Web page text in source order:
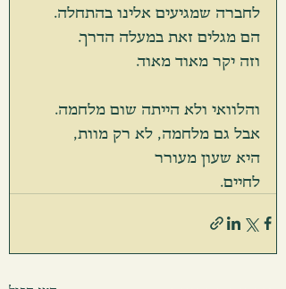
לחברה שמגיעים אלינו בהתחלה.
הם מגלים זאת במעלה הדרך.
וזה יקר מאוד מאוד.
והלוואי ולא הייתה שום מלחמה.
אבל גם מלחמה, לא רק מוות,
היא שעון מעורר
לחיים.